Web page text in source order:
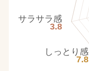
しっとり感
7.8
サラサラ感
3.8